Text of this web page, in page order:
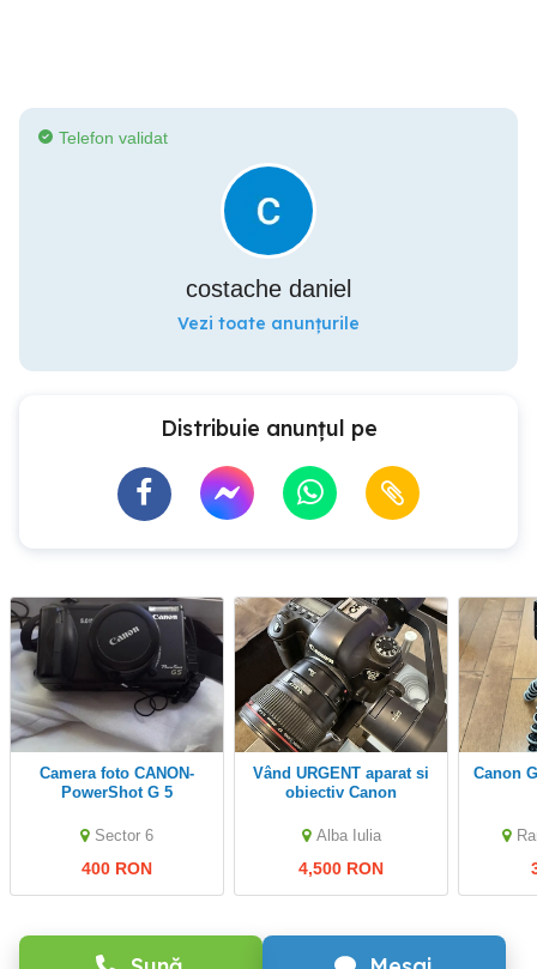
Telefon validat
costache daniel
Vezi toate anunțurile
Distribuie anunțul pe
camera foto CANON-
PowerShot G 5
Sector 6
400 RON
Vând URGENT aparat si
obiectiv Canon
Alba Iulia
4,500 RON
Canon